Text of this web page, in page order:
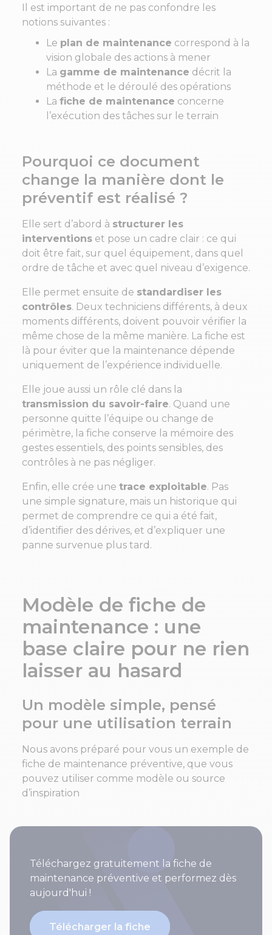
Il est important de ne pas confondre les
notions suivantes :
Le plan de maintenance correspond à la
vision globale des actions à mener
La gamme de maintenance décrit la
méthode et le déroulé des opérations
La fiche de maintenance concerne
l’exécution des tâches sur le terrain
Pourquoi ce document
change la manière dont le
préventif est réalisé ?
Elle sert d’abord à structurer les
interventions et pose un cadre clair : ce qui
doit être fait, sur quel équipement, dans quel
ordre de tâche et avec quel niveau d’exigence.
Elle permet ensuite de standardiser les
contrôles. Deux techniciens différents, à deux
moments différents, doivent pouvoir vérifier la
même chose de la même manière. La fiche est
là pour éviter que la maintenance dépende
uniquement de l’expérience individuelle.
Elle joue aussi un rôle clé dans la
transmission du savoir-faire. Quand une
personne quitte l’équipe ou change de
périmètre, la fiche conserve la mémoire des
gestes essentiels, des points sensibles, des
contrôles à ne pas négliger.
Enfin, elle crée une trace exploitable. Pas
une simple signature, mais un historique qui
permet de comprendre ce qui a été fait,
d’identifier des dérives, et d’expliquer une
panne survenue plus tard.
Modèle de fiche de
maintenance : une
base claire pour ne rien
laisser au hasard
Un modèle simple, pensé
pour une utilisation terrain
Nous avons préparé pour vous un exemple de
fiche de maintenance préventive, que vous
pouvez utiliser comme modèle ou source
d’inspiration
Téléchargez gratuitement la fiche de
maintenance préventive et performez dès
aujourd'hui !
Télécharger la fiche